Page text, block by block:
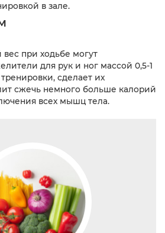
в зале.
при ходьбе могут
для рук и ног массой 0,5-1
сделает их
сжечь немного больше калорий
всех мышц тела.